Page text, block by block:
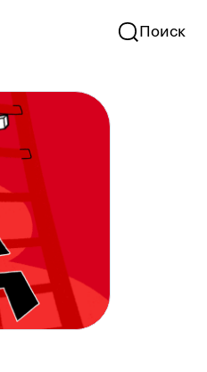
Поиск